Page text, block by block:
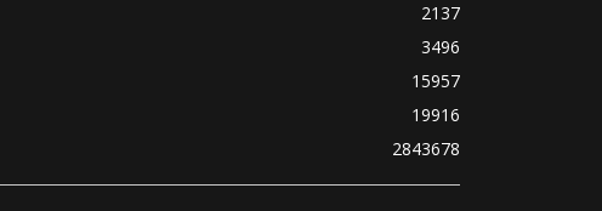
2137
3496
15957
19916
2843678